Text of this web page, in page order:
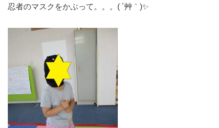
忍者のマスクをかぶって。。。( ´艸｀)✨